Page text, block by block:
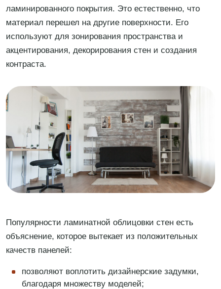
ламинированного покрытия. Это естественно, что
материал перешел на другие поверхности. Его
используют для зонирования пространства и
акцентирования, декорирования стен и создания
контраста.
Популярности ламинатной облицовки стен есть
объяснение, которое вытекает из положительных
качеств панелей:
позволяют воплотить дизайнерские задумки,
благодаря множеству моделей;